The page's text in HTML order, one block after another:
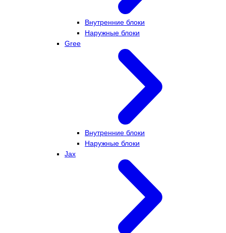
Внутренние блоки
Наружные блоки
Gree
Внутренние блоки
Наружные блоки
Jax